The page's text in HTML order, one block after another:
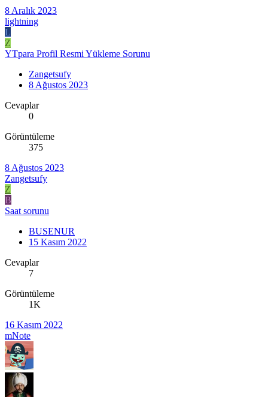
8 Aralık 2023
lightning
L
Z
YTpara Profil Resmi Yükleme Sorunu
Zangetsufy
8 Ağustos 2023
Cevaplar
0
Görüntüleme
375
8 Ağustos 2023
Zangetsufy
Z
B
Saat sorunu
BUSENUR
15 Kasım 2022
Cevaplar
7
Görüntüleme
1K
16 Kasım 2022
mNote